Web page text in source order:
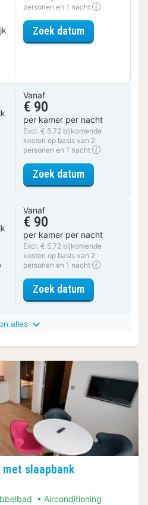
personen en 1 nacht
Zoek datumvoor Lokaal
Vanaf
€ 90
per kamer per nacht
Excl. € 5,72 bijkomende
kosten op basis van 2
personen en 1 nacht
Zoek datumvoor
Vanaf
€ 90
per kamer per nacht
Excl. € 5,72 bijkomende
kosten op basis van 2
personen en 1 nacht
Zoek datumvoor
alles
slaapbank
Airconditioning